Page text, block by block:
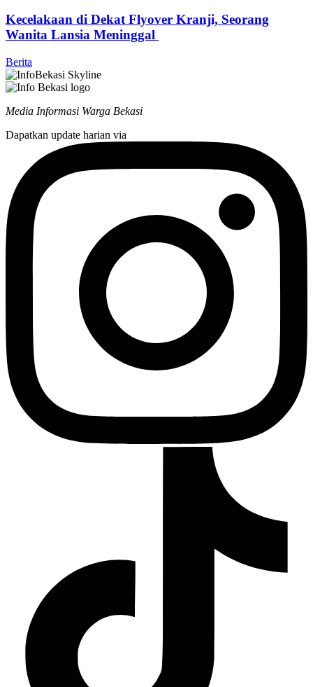
Kecelakaan di Dekat Flyover Kranji, Seorang
Wanita Lansia Meninggal
Berita
Media Informasi Warga Bekasi
Dapatkan update harian via